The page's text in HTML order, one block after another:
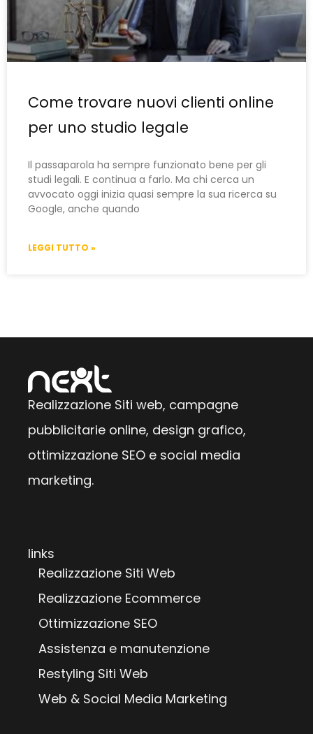
Come trovare nuovi clienti online
per uno studio legale
Il passaparola ha sempre funzionato bene per gli
studi legali. E continua a farlo. Ma chi cerca un
avvocato oggi inizia quasi sempre la sua ricerca su
Google, anche quando
LEGGI TUTTO »
Realizzazione Siti web, campagne
pubblicitarie online, design grafico,
ottimizzazione SEO e social media
marketing.
links
Realizzazione Siti Web
Realizzazione Ecommerce
Ottimizzazione SEO
Assistenza e manutenzione
Restyling Siti Web
Web & Social Media Marketing